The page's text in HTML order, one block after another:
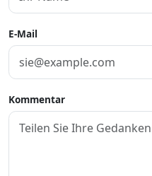
E-Mail
Kommentar